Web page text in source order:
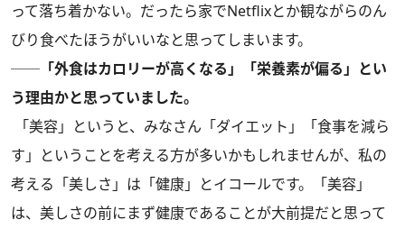
って落ち着かない。だったら家でNetflixとか観ながらのん
びり食べたほうがいいなと思ってしまいます。
──「外食はカロリーが高くなる」「栄養素が偏る」とい
う理由かと思っていました。
「美容」というと、みなさん「ダイエット」「食事を減ら
す」ということを考える方が多いかもしれませんが、私の
考える「美しさ」は「健康」とイコールです。「美容」
は、美しさの前にまず健康であることが大前提だと思って